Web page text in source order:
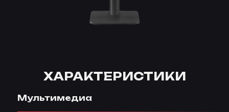
ХАРАКТЕРИСТИКИ
Мультимедиа